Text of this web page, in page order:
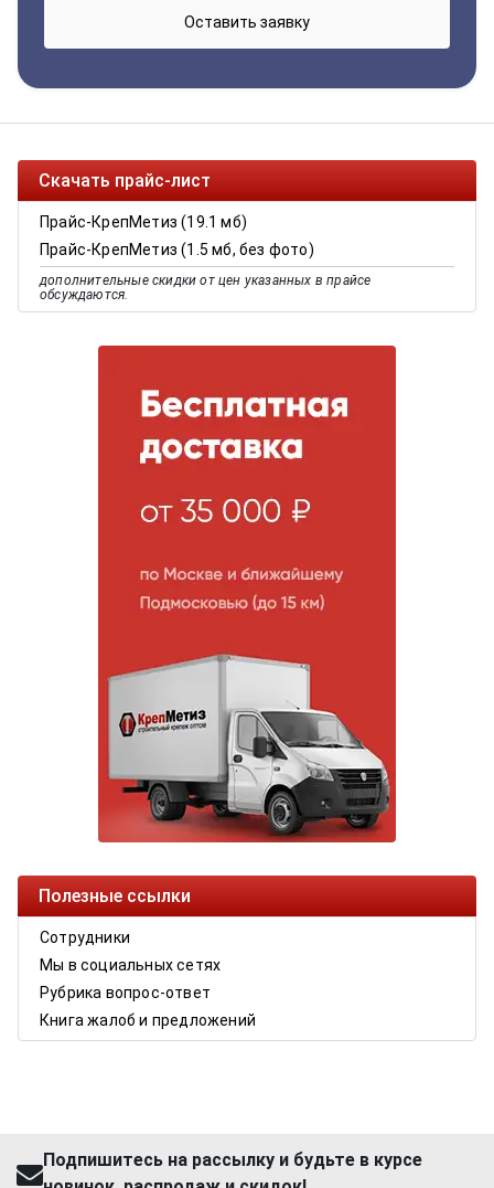
Скачать прайс-лист
Прайс-КрепМетиз (19.1 мб)
Прайс-КрепМетиз (1.5 мб, без фото)
дополнительные скидки от цен указанных в прайсе
обсуждаются.
Полезные ссылки
Сотрудники
Мы в социальных сетях
Рубрика вопрос-ответ
Книга жалоб и предложений
Подпишитесь на рассылку и будьте в курсе